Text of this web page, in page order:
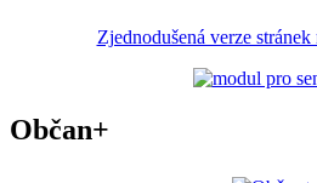
Zjednodušená verze
Občan+